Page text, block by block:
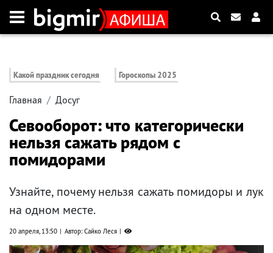
Какой праздник сегодня Гороскопы 2025
Главная Досуг
Севооборот: что категорически
нельзя сажать рядом с
помидорами
Узнайте, почему нельзя сажать помидоры и лук
на одном месте.
20 апреля, 13:50 Автор: Сайко Леся